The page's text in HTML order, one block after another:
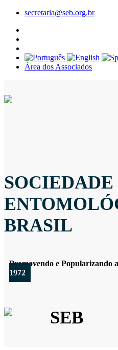
secretaria@seb.org.br
Área dos Associados
SOCIEDADE
BRASIL
Promovendo e Popularizando
1972
SEB